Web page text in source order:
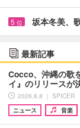
5 位 坂本冬美、
最新記事
Cocco、沖縄の歌
イ』のリリース
2026.8.8 ｜ SPICER
ニュース
音楽